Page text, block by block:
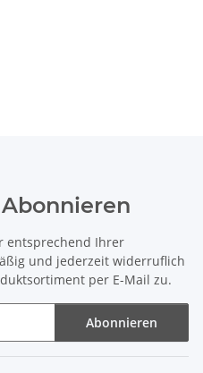
entsprechend Ihrer
und jederzeit widerruflich
per E-Mail zu.
Abonnieren